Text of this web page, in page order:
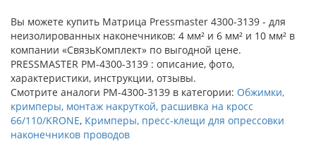
Вы можете купить Матрица Pressmaster 4300-3139 - для
неизолированных наконечников: 4 мм² и 6 мм² и 10 мм² в
компании «СвязьКомплект» по выгодной цене.
PRESSMASTER PM-4300-3139 : описание, фото,
характеристики, инструкции, отзывы.
Смотрите аналоги PM-4300-3139 в категории: Обжимки,
кримперы, монтаж накруткой, расшивка на кросс
66/110/KRONE, Кримперы, пресс-клещи для опрессовки
наконечников проводов